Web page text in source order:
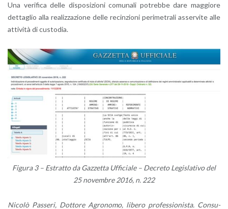
Una ve­ri­fi­ca delle di­spo­si­zio­ni co­mu­na­li po­treb­be dare mag­gio­re
det­ta­glio alla rea­liz­za­zio­ne delle re­cin­zio­ni pe­ri­me­tra­li as­ser­vi­te alle
at­ti­vi­tà di cu­sto­dia.
Fi­gu­ra3– Estrat­to da Gaz­zet­ta Uf­fi­cia­le – De­cre­to Le­gi­sla­ti­vo del
25 no­vem­bre 2016, n. 222
Ni­co­lò Pas­se­ri, Dot­to­re Agro­no­mo, li­be­ro pro­fes­sio­ni­sta. Con­su­